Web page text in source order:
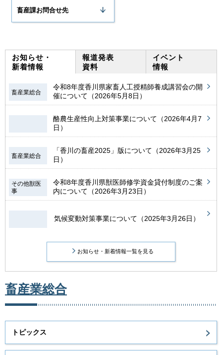
畜産課お問合せ先
お知らせ・
新着情報
畜産業総合
令和8年度香川県家畜人工授精師養成講習会の開
催について（2026年5月8日）
酪農生産性向上対策事業について（2026年4月7
日）
畜産業総合
「香川の畜産2025」版について（2026年3月25
日）
その他獣医
事
令和8年度香川県獣医師修学資金貸付制度のご案
内について（2026年3月23日）
気候変動対策事業について（2025年3月26日）
お知らせ・新着情報一覧を見る
報道発表
資料
イベント
情報
畜産業総合
トピックス